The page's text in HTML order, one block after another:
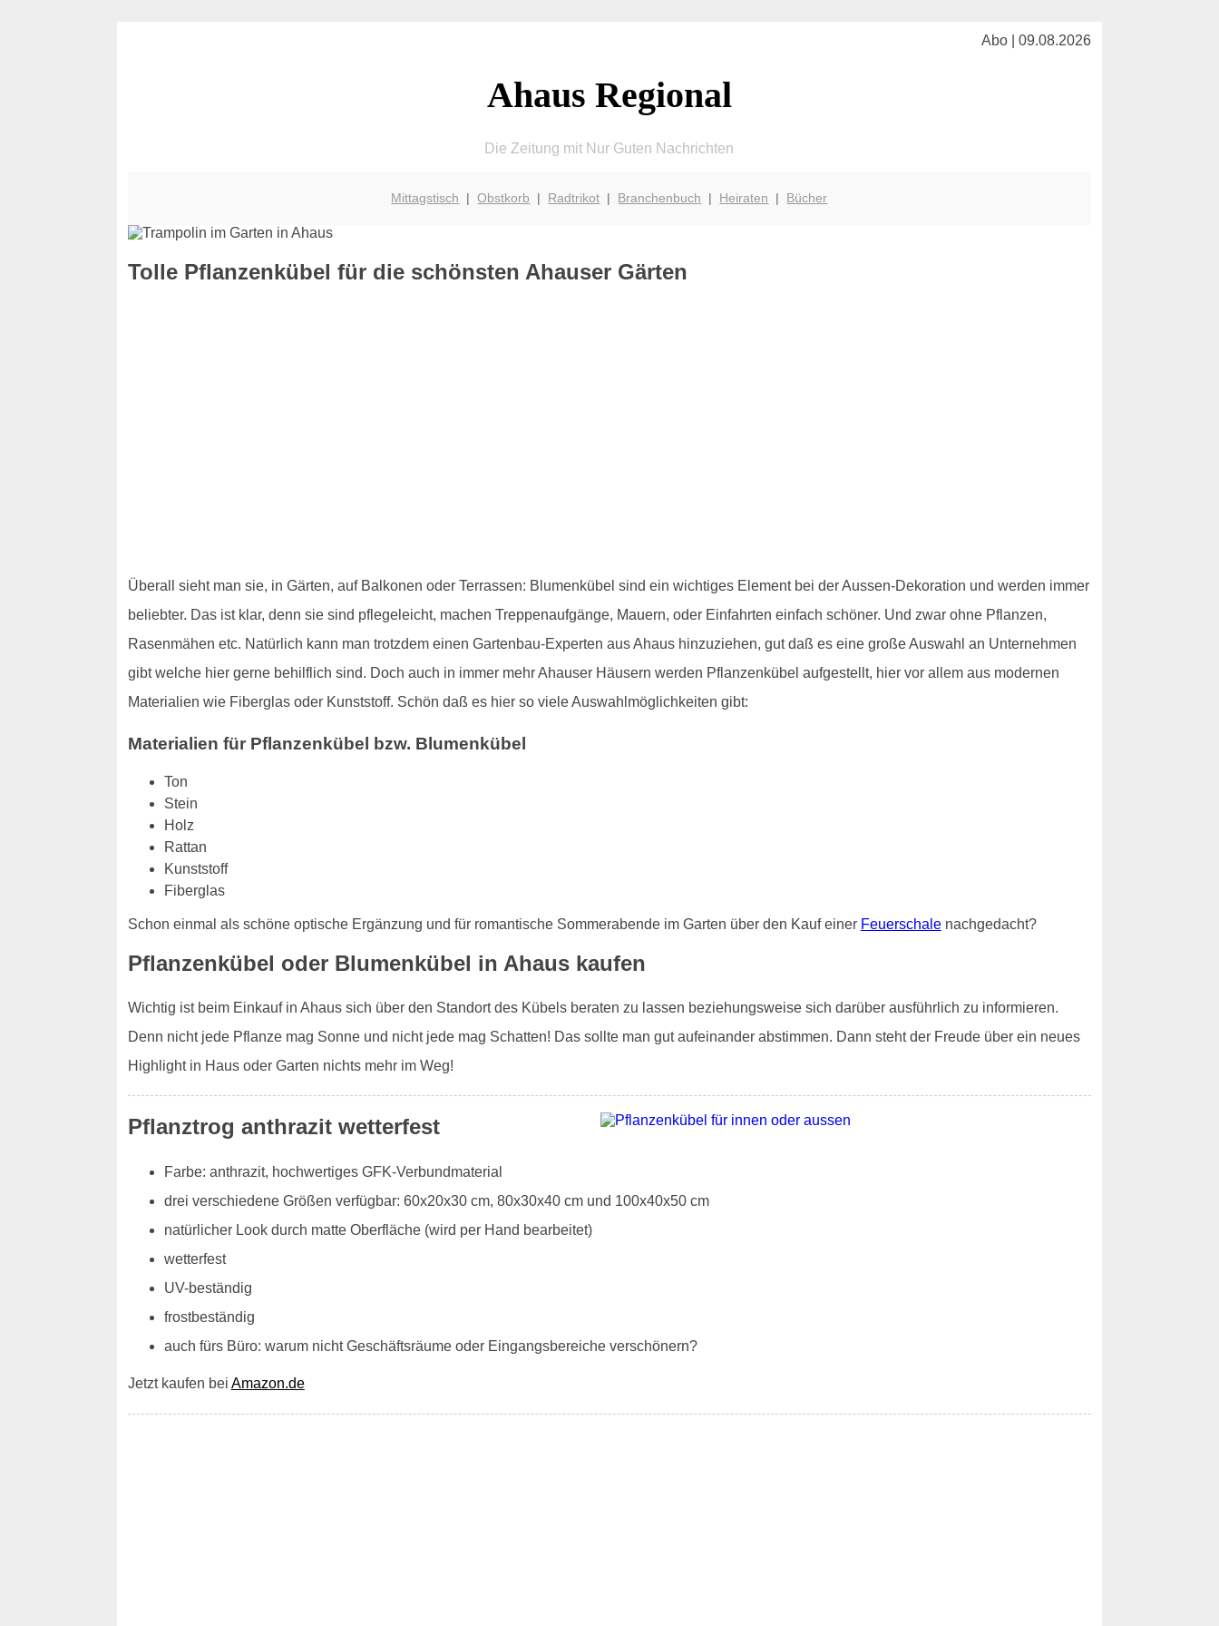
Abo | 09.08.2026
Ahaus Regional
Die Zeitung mit Nur Guten Nachrichten
Mittagstisch |Obstkorb | Radtrikot | Branchenbuch | Heiraten | Bücher
Tolle Pflanzenkübel für die schönsten Ahauser Gärten
Überall sieht man sie, in Gärten, auf Balkonen oder Terrassen: Blumenkübel sind ein wichtiges Element bei der Aussen-Dekoration und werden immer
beliebter. Das ist klar, denn sie sind pflegeleicht, machen Treppenaufgänge, Mauern, oder Einfahrten einfach schöner. Und zwar ohne Pflanzen,
Rasenmähen etc. Natürlich kann man trotzdem einen Gartenbau-Experten aus Ahaus hinzuziehen, gut daß es eine große Auswahl an Unternehmen
gibt welche hier gerne behilflich sind. Doch auch in immer mehr Ahauser Häusern werden Pflanzenkübel aufgestellt, hier vor allem aus modernen
Materialien wie Fiberglas oder Kunststoff. Schön daß es hier so viele Auswahlmöglichkeiten gibt:
Materialien für Pflanzenkübel bzw. Blumenkübel
Ton
Stein
Holz
Rattan
Kunststoff
Fiberglas
Schon einmal als schöne optische Ergänzung und für romantische Sommerabende im Garten über den Kauf einer Feuerschalenachgedacht?
Pflanzenkübel oder Blumenkübel in Ahaus kaufen
Wichtig ist beim Einkauf in Ahaus sich über den Standort des Kübels beraten zu lassen beziehungsweise sich darüber ausführlich zu informieren.
Denn nicht jede Pflanze mag Sonne und nicht jede mag Schatten! Das sollte man gut aufeinander abstimmen. Dann steht der Freude über ein neues
Highlight in Haus oder Garten nichts mehr im Weg!
Pflanztrog anthrazit wetterfest
Farbe: anthrazit, hochwertiges GFK-Verbundmaterial
drei verschiedene Größen verfügbar: 60x20x30 cm, 80x30x40 cm und 100x40x50 cm
natürlicher Look durch matte Oberfläche (wird per Hand bearbeitet)
wetterfest
UV-beständig
frostbeständig
auch fürs Büro: warum nicht Geschäftsräume oder Eingangsbereiche verschönern?
Jetzt kaufen bei Amazon.de